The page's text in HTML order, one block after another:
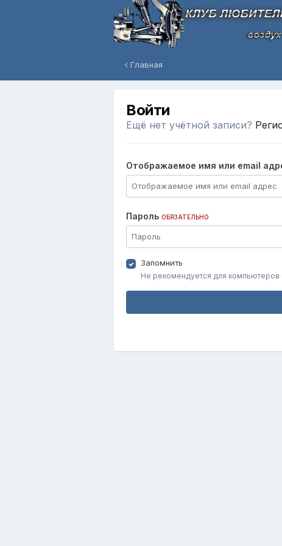
Главная
Войти
Ещё нет учётной записи?
Отображаемое имя или email
Пароль ОБЯЗАТЕЛЬНО
Запомнить
Не рекомендуется для